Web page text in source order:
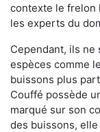
contexte le frelon
les experts du
Cependant, ils ne
espèces comme
buissons plus
Couffé possède
marqué sur son
des buissons,